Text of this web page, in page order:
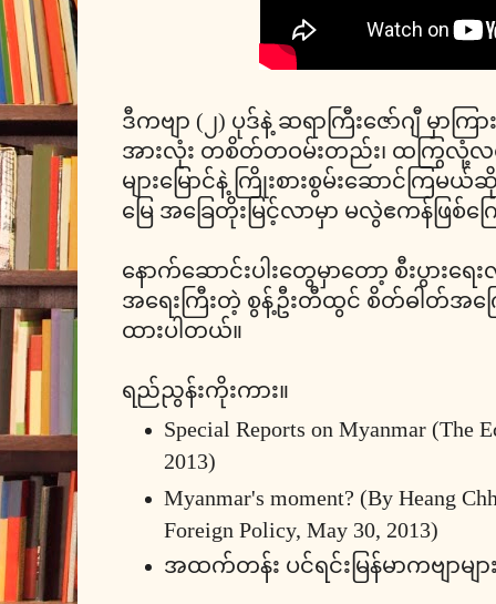
ဒီကဗျာ (၂) ပုဒ်နဲ့ ဆရာကြီးဇော်ဂျီ မှာ
အားလုံး တစိတ်တဝမ်းတည်း၊ ထကြွလုံ့လရှိရှိ
များမြောင်နဲ့ ကြိုးစားစွမ်းဆောင်ကြမ
မြေ အခြေတိုးမြင့်လာမှာ မလွဲဧကန်ဖြစ်
နောက်ဆောင်းပါးတွေမှာတော့ စီးပွားရ
အရေးကြီးတဲ့ စွန့်ဦးတီထွင် စိတ်ဓါတ်အက
ထားပါတယ်။
ရည်ညွန်းကိုးကား။
Special Reports on Myanmar (The
2013)
Myanmar's moment? (By Heang
Foreign Policy, May 30, 2013)
အထက်တန်း ပင်ရင်းမြန်မာကဗျာမျာ